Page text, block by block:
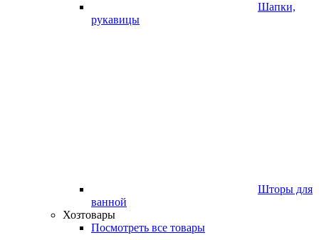
Шапки,
рукавицы
Шторы для
ванной
Хозтовары
Посмотреть все товары